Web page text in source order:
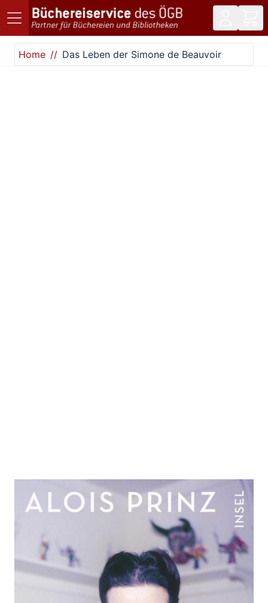
Direkt zum Inhalt
Home
Das Leben der Simone de Beauvoir
Das Leben der Simone de Beauvoir
VonAlois Prinz